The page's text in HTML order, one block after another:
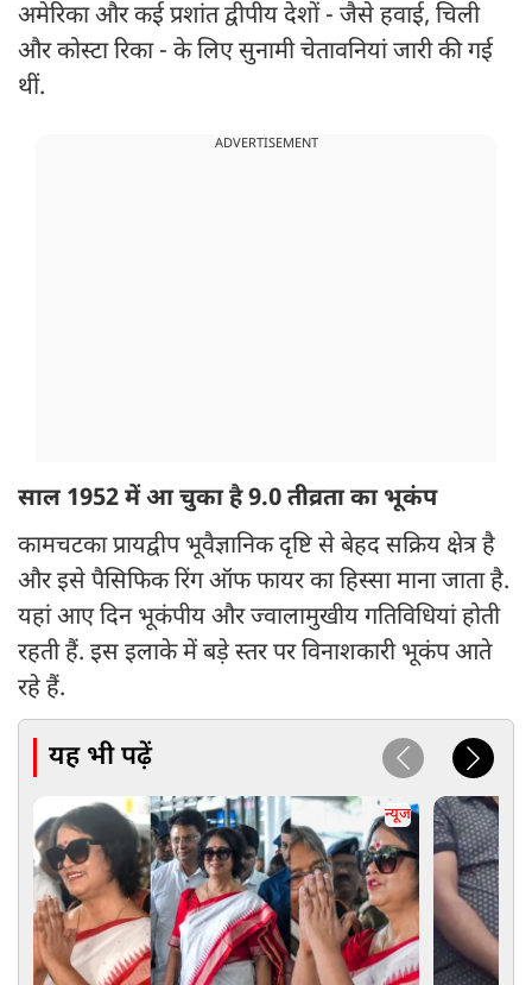
अमेरिका और कई प्रशांत द्वीपीय देशों - जैसे हवाई, चिली
और कोस्टा रिका - के लिए सुनामी चेतावनियां जारी की गई
थीं.
ADVERTISEMENT
साल 1952 में आ चुका है 9.0 तीव्रता का भूकंप
कामचटका प्रायद्वीप भूवैज्ञानिक दृष्टि से बेहद सक्रिय क्षेत्र है
और इसे पैसिफिक रिंग ऑफ फायर का हिस्सा माना जाता है.
यहां आए दिन भूकंपीय और ज्वालामुखीय गतिविधियां होती
रहती हैं. इस इलाके में बड़े स्तर पर विनाशकारी भूकंप आते
रहे हैं.
यह भी पढ़ें
न्यूज